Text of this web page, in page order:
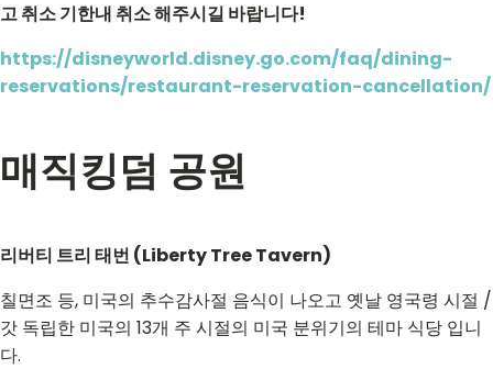
고 취소 기한내 취소 해주시길 바랍니다!
https://disneyworld.disney.go.com/faq/dining-
reservations/restaurant-reservation-cancellation/
매직킹덤 공원
리버티 트리 태번 (Liberty Tree Tavern)
칠면조 등, 미국의 추수감사절 음식이 나오고 옛날 영국령 시절 /
갓 독립한 미국의 13개 주 시절의 미국 분위기의 테마 식당 입니
다.